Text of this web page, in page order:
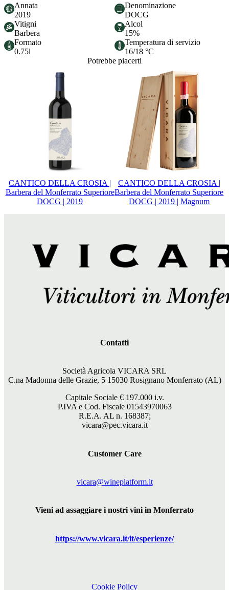
Annata
2019
Denominazione
DOCG
Vitigni
Barbera
Alcol
15%
Formato
0.75l
Temperatura di servizio
16/18 °C
Potrebbe piacerti
CANTICO DELLA CROSIA |
Barbera del Monferrato Superiore
DOCG | 2019
CANTICO DELLA CROSIA |
Barbera del Monferrato Superiore
DOCG | 2019 | Magnum
Contatti
Società Agricola VICARA SRL
C.na Madonna delle Grazie, 5 15030 Rosignano Monferrato (AL)
Capitale Sociale € 197.000i.v.
P.IVA e Cod. Fiscale 01543970063
R.E.A. AL n. 168387;
vicara@pec.vicara.it
Customer Care
vicara@wineplatform.it
Vieni ad assaggiare i nostri vini in Monferrato
https://www.vicara.it/it/esperienze/
Cookie Policy